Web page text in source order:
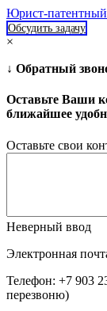
Юрист-
Обсудить задачу
×
↓ Обратный
Оставьте Ваши
ближайшее
Оставьте свои
Неверный ввод
Электронная
Телефон: +7 903
перезвоню)